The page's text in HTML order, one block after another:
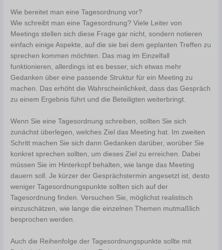
Wie bereitet man eine Tagesordnung vor?
Wie schreibt man eine Tagesordnung? Viele Leiter von
Meetings stellen sich diese Frage gar nicht, sondern notieren
einfach einige Aspekte, auf die sie bei dem geplanten Treffen zu
sprechen kommen möchten. Das mag im Einzelfall
funktionieren, allerdings ist es besser, sich etwas mehr
Gedanken über eine passende Struktur für ein Meeting zu
machen. Das erhöht die Wahrscheinlichkeit, dass das Gespräch
zu einem Ergebnis führt und die Beteiligten weiterbringt.
Wenn Sie eine Tagesordnung schreiben, sollten Sie sich
zunächst überlegen, welches Ziel das Meeting hat. Im zweiten
Schritt machen Sie sich dann Gedanken darüber, worüber Sie
konkret sprechen sollten, um dieses Ziel zu erreichen. Dabei
müssen Sie im Hinterkopf behalten, wie lange das Meeting
dauern soll. Je kürzer der Gesprächstermin angesetzt ist, desto
weniger Tagesordnungspunkte sollten sich auf der
Tagesordnung finden. Versuchen Sie, möglichst realistisch
einzuschätzen, wie lange die einzelnen Themen mutmaßlich
besprochen werden.
Auch die Reihenfolge der Tagesordnungspunkte sollte mit